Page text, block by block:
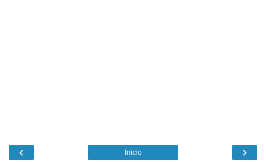
‹ ›
Inicio